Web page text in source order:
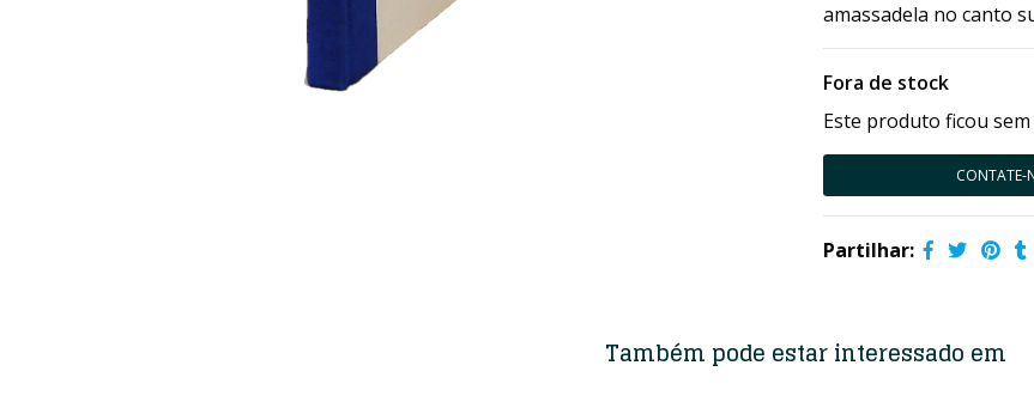
amassadela no canto
Fora de stock
Este produto ficou
CONTATE-
Partilhar:
Também pode estar interessado em